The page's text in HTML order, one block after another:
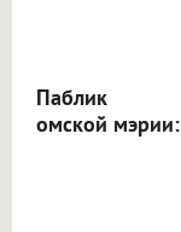
Паблик
омской мэрии: